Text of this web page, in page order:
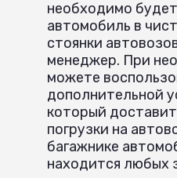
необходимо
автомобиль в
стоянки
менеджер. При
можете
дополнительной
который
погрузки на
багажнике
находится любых